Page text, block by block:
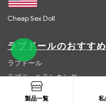
Cheap Sex Doll
ラブドールのおすすめ
ラブドール
ラブドールランキング
ラブドールオーダーメイド
製品一覧 私